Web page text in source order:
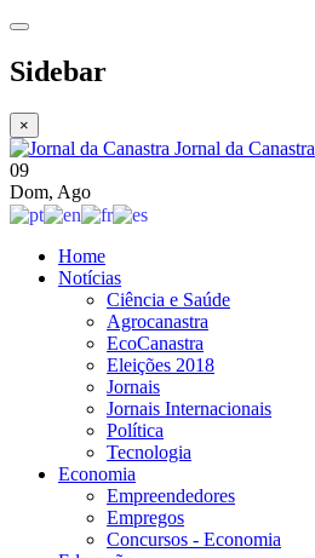
Sidebar
×
Jornal da Canastra
09
Dom, Ago
Home
Notícias
Ciência e Saúde
Agrocanastra
EcoCanastra
Eleições 2018
Jornais
Jornais Internacionais
Política
Tecnologia
Economia
Empreendedores
Empregos
Concursos - Economia